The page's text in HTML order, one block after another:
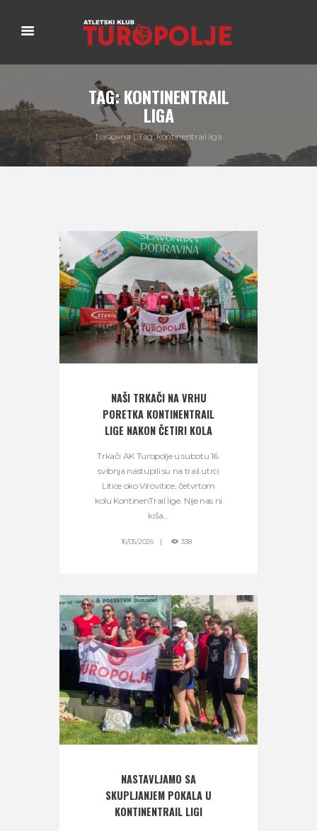
TAG: KONTINENTRAIL
LIGA
Naslovna Tag: kontinentrail liga
NAŠI TRKAČI NA VRHU
PORETKA KONTINENTRAIL
LIGE NAKON ČETIRI KOLA
Trkači AK Turopolje u subotu 16.
svibnja nastupili su na trail utrci
Litice oko Virovitice, četvrtom
kolu KontinenTrail lige. Nije nas ni
kiša...
16/05/2026 338
NASTAVLJAMO SA
SKUPLJANJEM POKALA U
KONTINENTRAIL LIGI